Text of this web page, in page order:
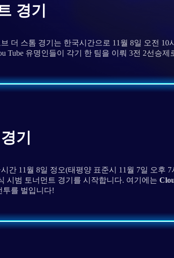
경기
더 스톰 경기는 한국시간으로 11월 8일 오전
Tube 유명인들이 각기 한 팀을 이뤄 3전 2선승
기
간 11월 8일 정오(태평양 표준시 11월 7일 오후
시범 토너먼트 경기를 시작합니다. 여기에는
투를 벌입니다!